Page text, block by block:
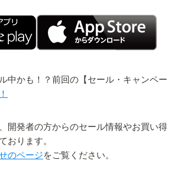
かも！？前回の【セール・キャンペー
開発者の方からのセール情報やお買い得
おります。
のページをご覧ください。